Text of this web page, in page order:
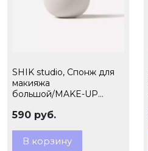
SHIK studio, Спонж для
макияжа
большой/MAKE-UP
590 руб.
В корзину